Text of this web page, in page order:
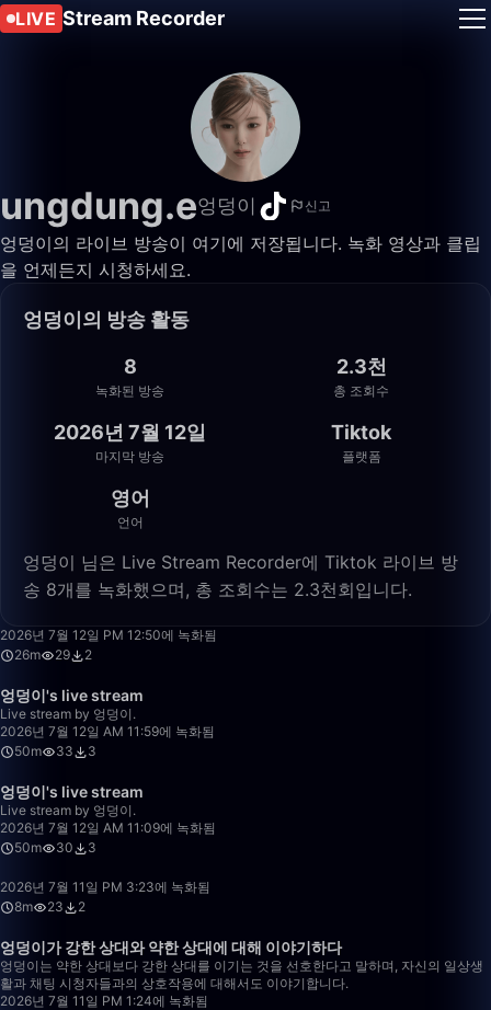
LIVE Stream Recorder
ungdung.e엉덩이 신고
엉덩이의 라이브 방송이 여기에 저장됩니다. 녹화 영상과 클립
을 언제든지 시청하세요.
엉덩이의 방송 활동
8
녹화된 방송
2.3천
총 조회수
2026년 7월 12일
마지막 방송
Tiktok
플랫폼
영어
언어
엉덩이 님은 Live Stream Recorder에 Tiktok 라이브 방
송 8개를 녹화했으며, 총 조회수는 2.3천회입니다.
2026년 7월 12일 PM 12:50에 녹화됨
26m
29 2
엉덩이's live stream
Live stream by 엉덩이.
2026년 7월 12일 AM 11:59에 녹화됨
50m
33 3
엉덩이's live stream
Live stream by 엉덩이.
2026년 7월 12일 AM 11:09에 녹화됨
50m
30 3
2026년 7월 11일 PM 3:23에 녹화됨
8m
23 2
엉덩이가 강한 상대와 약한 상대에 대해 이야기하다
엉덩이는 약한 상대보다 강한 상대를 이기는 것을 선호한다고 말하며, 자신의 일상생
활과 채팅 시청자들과의 상호작용에 대해서도 이야기합니다.
2026년 7월 11일 PM 1:24에 녹화됨